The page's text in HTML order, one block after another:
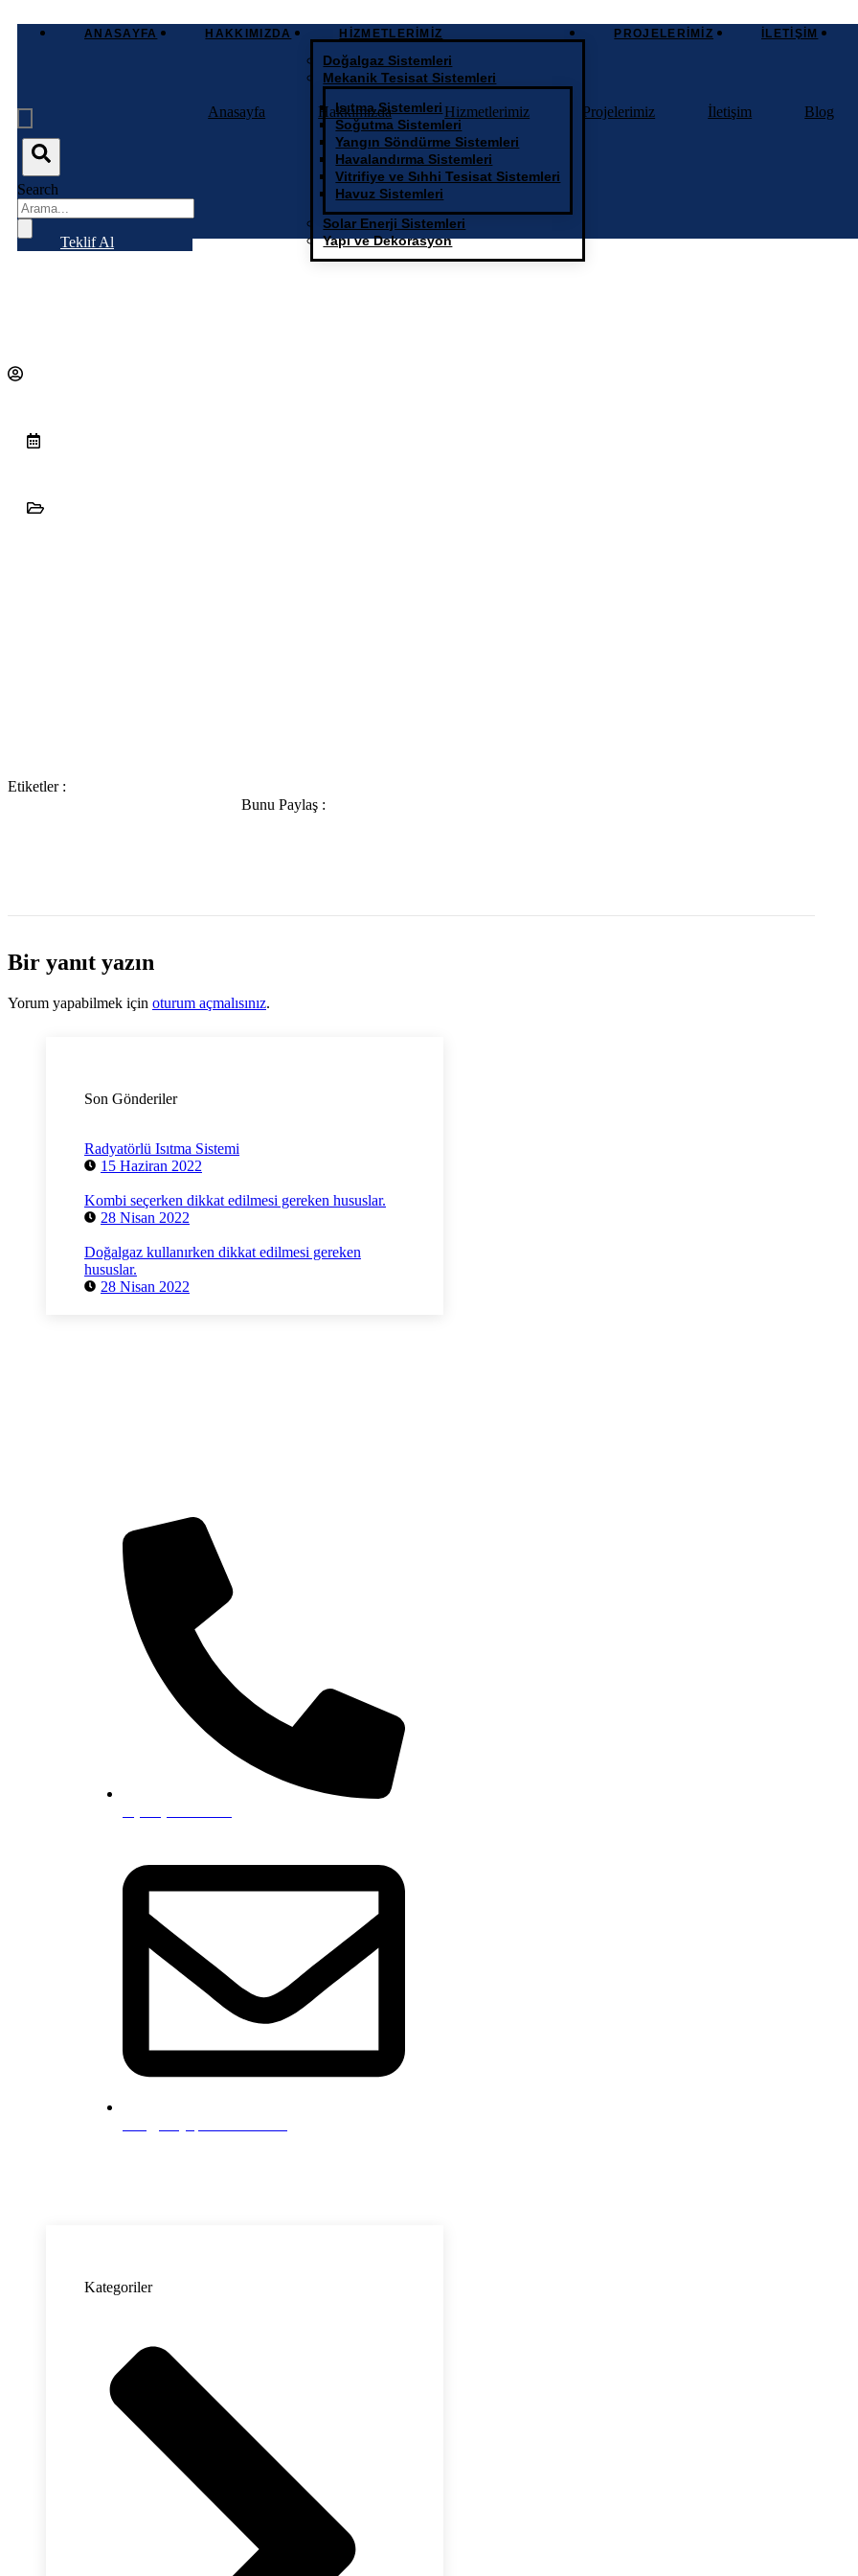
ANASAYFA HAKKIMIZDA HIZMETLERIMIZ
Doğalgaz Sistemleri
Mekanik Tesisat Sistemleri
Isıtma Sistemleri
Soğutma Sistemleri
Yangın Söndürme Sistemleri
Havalandırma Sistemleri
Vitrifiye ve Sıhhi Tesisat Sistemleri
Havuz Sistemleri
Solar Enerji Sistemleri
Yapı ve Dekorasyon
PROJELERIMIZ İLETIŞIM
Anasayfa Hakkımızda Hizmetlerimiz Projelerimiz İletişim Blog
Search
Teklif Al
Etiketler :
Bunu Paylaş :
Bir yanıt yazın
Yorum yapabilmek için oturum açmalısınız.
Son Gönderiler
Radyatörlü Isıtma Sistemi
15 Haziran 2022
Kombi seçerken dikkat edilmesi gereken hususlar.
28 Nisan 2022
Doğalgaz kullanırken dikkat edilmesi gereken
hususlar.
28 Nisan 2022
Kategoriler